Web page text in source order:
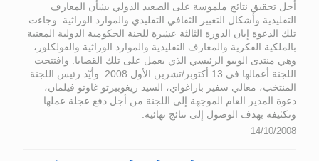
أجل تحقيق نتائج ملموسة على الصعيد الدولي بشأن المعارف
التقليدية وأشكال التعبير الثقافي التقليدي والموارد الوراثية. وجاءت
تلك الدعوة إبان الدورة الثالثة عشرة للجنة الحكومية الدولية المعنية
بالملكية الفكرية والمعارف التقليدية والموارد الوراثية والفولكلور،
وهي منتدى الويبو الرئيسي الذي يعمل على تلك القضايا. وافتتحت
اللجنة أعمالها في 13 أكتوبر/تشرين الأول 2008. وأيّد رئيس اللجنة
المنتخب، معالي سفير باراغواي، السيد ريغوبيرتو غاوتو فيلمان،
دعوة المدير العام الموجهة إلى اللجنة من أجل دفع عجلة عملها
وتكثيفه بهدف الوصول إلى نتائج نهائية.
14/10/2008